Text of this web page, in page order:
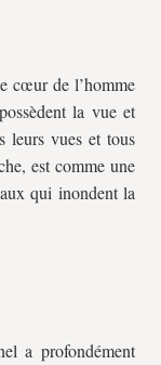
cœur de l’homme
la vue et
leurs vues et tous
est comme une
qui inondent la
a profondément